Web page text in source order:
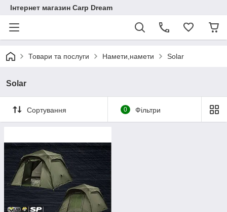
Інтернет магазин Carp Dream
Товари та послуги Намети,намети Solar
Solar
Сортування 0 Фільтри